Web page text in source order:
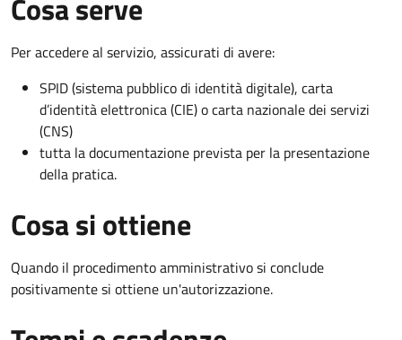
Cosa serve
Per accedere al servizio, assicurati di avere:
SPID (sistema pubblico di identità digitale), carta
d’identità elettronica (CIE) o carta nazionale dei servizi
(CNS)
tutta la documentazione prevista per la presentazione
della pratica.
Cosa si ottiene
Quando il procedimento amministrativo si conclude
positivamente si ottiene un'autorizzazione.